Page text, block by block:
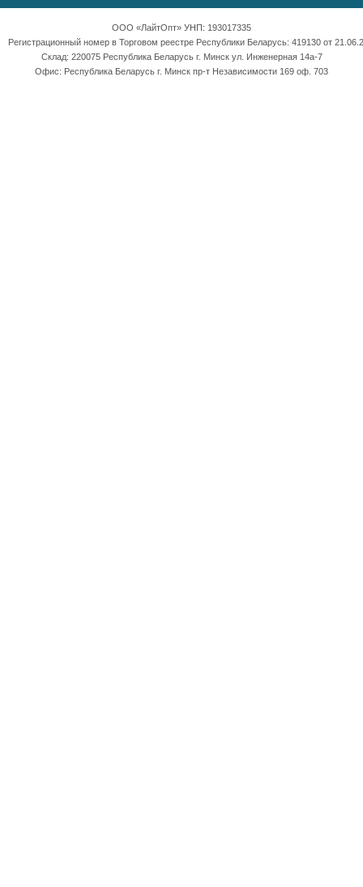
ООО «ЛайтОпт» УНП: 193017335
Регистрационный номер в Торговом реестре Республики Беларусь: 419130 от
Склад: 220075 Республика Беларусь г. Минск ул. Инженерная 14а-7
Офис: Республика Беларусь г. Минск пр-т Независимости 169 оф. 703